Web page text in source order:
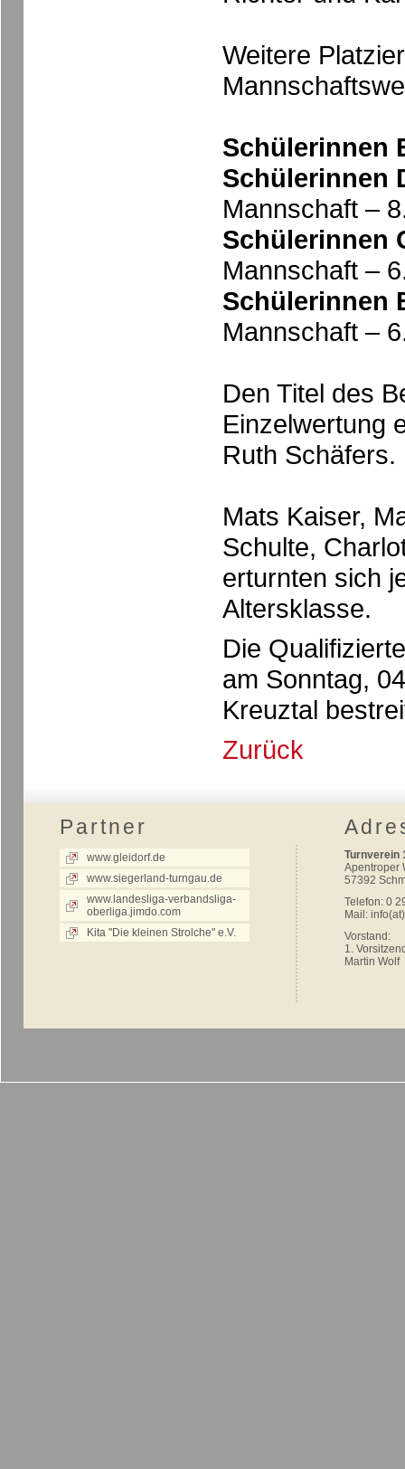
Weitere
Schülerinnen
Schülerinnen
Mannschaft –
Schülerinnen
Mannschaft –
Schülerinnen
Mannschaft –
Den Titel des
Einzelwertung
Ruth Schäfers.
Mats Kaiser,
Schulte,
erturnten sich
Altersklasse.
Die
am Sonntag,
Kreuztal
Zurück
Partner
www.gleidorf.de
www.siegerland-turngau.de
www.landesliga-verbandsliga-
oberliga.jimdo.com
Kita "Die kleinen Strolche" e.V.
Turnverein
Apentroper
57392
Telefon: 0
Mail:
Vorstand:
1.
Martin Wolf